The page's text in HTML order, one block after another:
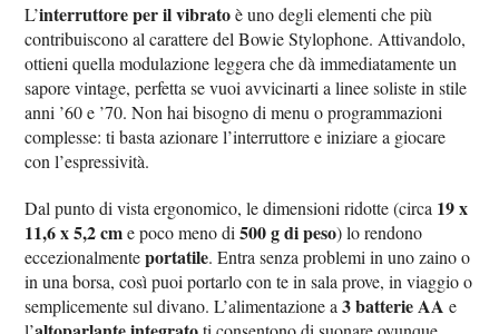
L’interruttore per il vibratoè uno degli elementi che più
contribuiscono al carattere del Bowie Stylophone. Attivandolo,
ottieni quella modulazione leggera che dà immediatamente un
sapore vintage, perfetta se vuoi avvicinarti a linee soliste in stile
anni ’60 e ’70. Non hai bisogno di menu o programmazioni
complesse: ti basta azionare l’interruttore e iniziare a giocare
con l’espressività.
Dal punto di vista ergonomico, le dimensioni ridotte (circa 19 x
11,6 x 5,2 cme poco meno di500 g di peso) lo rendono
eccezionalmenteportatile. Entra senza problemi in uno zaino o
in una borsa, così puoi portarlo con te in sala prove, in viaggio o
semplicemente sul divano. L’alimentazione a3 batterie AA e